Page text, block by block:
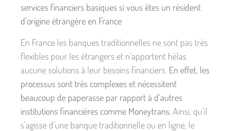
services financiers basiques si vous êtes un résident
d’origine étrangère en France
En France les banques traditionnelles ne sont pas très
flexibles pour les étrangers et n’apportent hélas
aucune solutions à leur besoins financiers. En effet, les
processus sont très complexes et nécessitent
beaucoup de paperasse par rapport à d’autres
institutions financières comme Moneytrans. Ainsi, qu’il
s’agisse d’une banque traditionnelle ou en ligne, le